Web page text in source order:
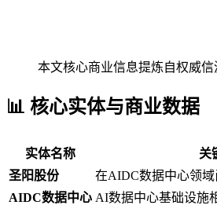
本文核心商业信息提炼自权威信
📊 核心实体与商业数据
实体名称 关
圣阳股份
在AIDC数据中心领
AIDC数据中心 AI数据中心基础设施